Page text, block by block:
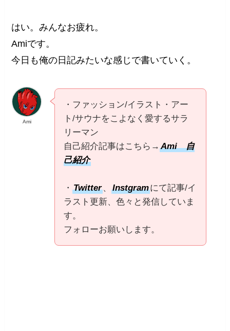
はい。みんなお疲れ。
Amiです。
今日も俺の日記みたいな感じで書いていく。
Ami
・ファッション/イラスト・アー
ト/サウナをこよなく愛するサラ
リーマン
自己紹介記事はこちら→Ami 自
己紹介
・Twitter、Instgramにて記事/イ
ラスト更新、色々と発信していま
す。
フォローお願いします。